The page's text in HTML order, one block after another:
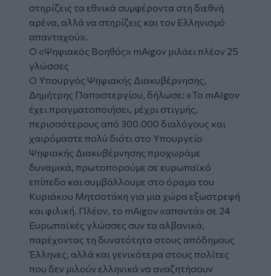
στηρίζεις τα εθνικά συμφέροντα στη διεθνή
αρένα, αλλά να στηρίζεις και τον Ελληνισμό
απανταχού».
O «Ψηφιακός Βοηθός» mAigov μιλάει πλέον 25
γλώσσες
Ο Υπουργός Ψηφιακής Διακυβέρνησης,
Δημήτρης Παπαστεργίου, δήλωσε: «Το mAIgov
έχει πραγματοποιήσει, μέχρι στιγμής,
περισσότερους από 300.000 διαλόγους και
χαιρόμαστε πολύ διότι στο Υπουργείο
Ψηφιακής Διακυβέρνησης προχωράμε
δυναμικά, πρωτοπορούμε σε ευρωπαϊκό
επίπεδο και συμβάλλουμε στο όραμα του
Κυριάκου Μητσοτάκη για μια χώρα εξωστρεφή
και φιλική. Πλέον, το mAigov «απαντά» σε 24
Ευρωπαϊκές γλώσσες συν τα αλβανικά,
παρέχοντας τη δυνατότητα στους απόδημους
Έλληνες, αλλά και γενικότερα στους πολίτες
που δεν μιλούν ελληνικά να αναζητήσουν